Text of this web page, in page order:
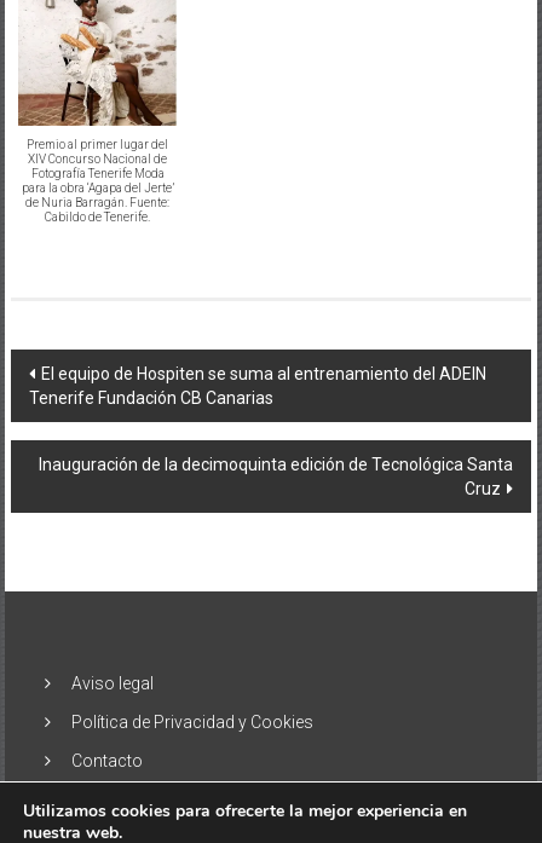
Premio al primer lugar del
XIV Concurso Nacional de
Fotografía Tenerife Moda
para la obra ‘Agapa del Jerte’
de Nuria Barragán. Fuente:
Cabildo de Tenerife.
Navegación
de
entradas
El equipo de Hospiten se suma al entrenamiento del ADEIN
Tenerife Fundación CB Canarias
Inauguración de la decimoquinta edición de Tecnológica Santa
Cruz
Aviso legal
Política de Privacidad y Cookies
Contacto
Utilizamos cookies para ofrecerte la mejor experiencia en
nuestra web.